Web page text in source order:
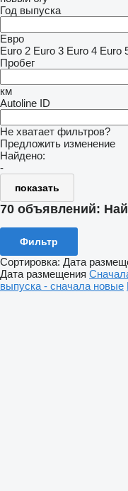
Год выпуска
Евро
Euro 2 Euro 3 Euro 4 Euro
Пробег
км
Autoline ID
Не хватает фильтров?
Предложить изменение
Найдено:
-
показать
70 объявлений:
Фильтр
Сортировка: Дата
Дата размещения
выпуска - сначала новые